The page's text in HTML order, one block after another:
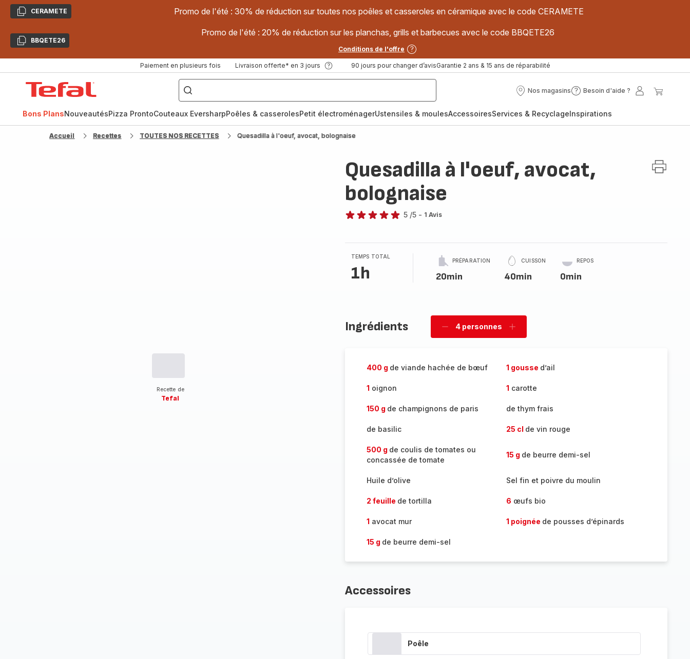
CopierCERAMETE Promo de l'été : 30% de réduction sur toutes nos poêles et casseroles en céramique avec le code CERAMETE
CopierBBQETE26
Promo de l'été : 20% de réduction sur les planchas, grills et barbecues avec le code BBQETE26
Conditions de l'offre
Paiement en plusieurs fois Livraison offerte* en 3 jours 90 jours pour changer d’avisGarantie 2 ans & 15 ans de réparabilité
["Poêles
inox,
Cake
Factory,
Nos magasins
Nos
Besoin d'aide ?
Besoin
?
Mon
Bons PlansNouveautésPizza ProntoCouteaux EversharpPoêles & casserolesPetit électroménagerUstensiles & moulesAccessoiresServices & RecyclageInspirations
Accueil Recettes TOUTES NOS RECETTES Quesadilla à l'oeuf, avocat, bolognaise
Recette de
Tefal
Quesadilla à l'oeuf, avocat,
bolognaise
étoiles
(moyenne)
5 /5 - 1 Avis
TEMPS TOTAL
1h
PRÉPARATION
20min
CUISSON
40min
REPOS
0min
Ingrédients
Supprimer
4 personnes
Ajouter
400 g de viande hachée de bœuf 1 gousse d’ail
1 oignon 1 carotte
150 g de champignons de paris de thym frais
de basilic 25 cl de vin rouge
500 g de coulis de tomates ou
concassée de tomate
15 g de beurre demi-sel
Huile d’olive Sel fin et poivre du moulin
2 feuille de tortilla 6 œufs bio
1 avocat mur 1 poignée de pousses d’épinards
15 g de beurre demi-sel
Accessoires
Poêle